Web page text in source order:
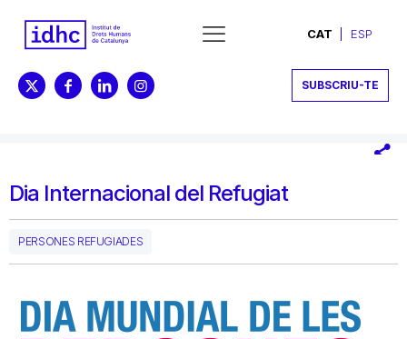
CAT ESP
SUBSCRIU-TE
Dia Internacional del Refugiat
PERSONES REFUGIADES